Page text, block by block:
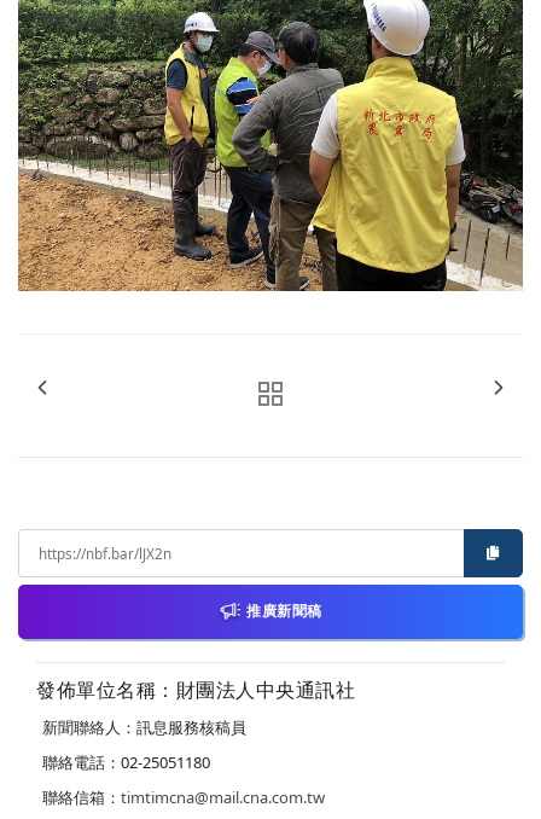
推廣新聞稿
發佈單位名稱：財團法人中央通訊社
新聞聯絡人：訊息服務核稿員
聯絡電話：02-25051180
聯絡信箱： timtimcna@mail.cna.com.tw